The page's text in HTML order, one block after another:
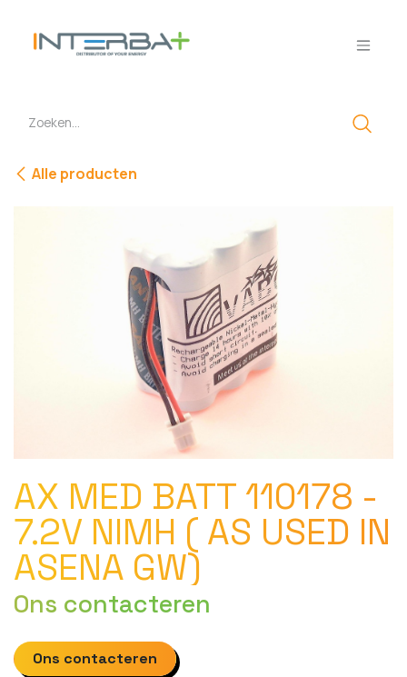
Alle producten
AX MED BATT 110178 -
7.2V NIMH ( AS USED IN
ASENA GW)
Ons contacteren
Ons contacteren